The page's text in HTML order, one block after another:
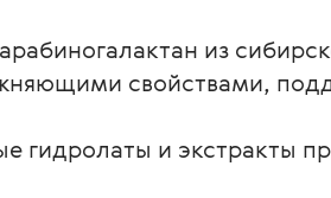
из
свойствами,
гидролаты и экстракты